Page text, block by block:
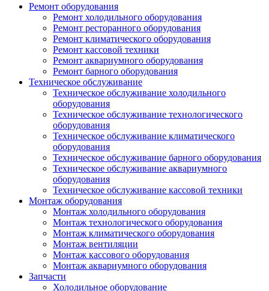
Ремонт оборудования
Ремонт холодильного оборудования
Ремонт ресторанного оборудования
Ремонт климатического оборудования
Ремонт кассовой техники
Ремонт аквариумного оборудования
Ремонт барного оборудования
Техническое обслуживание
Техническое обслуживание холодильного
оборудования
Техническое обслуживание технологического
оборудования
Техническое обслуживание климатического
оборудования
Техническое обслуживание барного оборудования
Техническое обслуживание аквариумного
оборудования
Техническое обслуживание кассовой техники
Монтаж оборудования
Монтаж холодильного оборудования
Монтаж технологического оборудования
Монтаж климатического оборудования
Монтаж вентиляции
Монтаж кассового оборудования
Монтаж аквариумного оборудования
Запчасти
Холодильное оборудование